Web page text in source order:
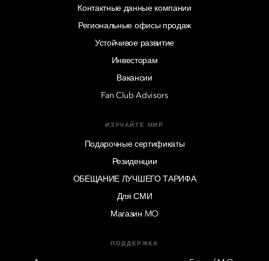
Контактные данные компании
Региональные офисы продаж
Устойчивое развитие
Инвесторам
Вакансии
Fan Club Advisors
ИЗУЧАЙТЕ МИР
Подарочные сертификаты
Резиденции
ОБЕЩАНИЕ ЛУЧШЕГО ТАРИФА
Для СМИ
Магазин MO
ПОДДЕРЖКА